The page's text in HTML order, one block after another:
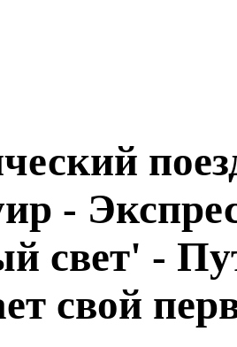
-
свет' -
свой